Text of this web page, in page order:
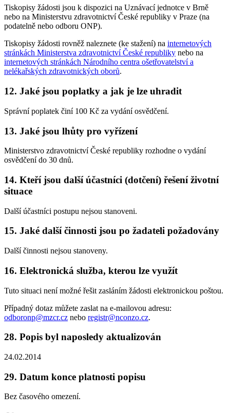
Tiskopisy žádosti jsou k dispozici na Uznávací jednotce v Brně
nebo na Ministerstvu zdravotnictví České republiky v Praze (na
podatelně nebo odboru ONP).
Tiskopisy žádosti rovněž naleznete (ke stažení) na internetových
stránkách Ministerstva zdravotnictví České republiky nebo na
internetových stránkách Národního centra ošetřovatelství a
nelékařských zdravotnických oborů.
12. Jaké jsou poplatky a jak je lze uhradit
Správní poplatek činí 100 Kč za vydání osvědčení.
13. Jaké jsou lhůty pro vyřízení
Ministerstvo zdravotnictví České republiky rozhodne o vydání
osvědčení do 30 dnů.
14. Kteří jsou další účastníci (dotčení) řešení životní
situace
Další účastníci postupu nejsou stanoveni.
15. Jaké další činnosti jsou po žadateli požadovány
Další činnosti nejsou stanoveny.
16. Elektronická služba, kterou lze využít
Tuto situaci není možné řešit zasláním žádosti elektronickou poštou.
Případný dotaz můžete zaslat na e-mailovou adresu:
odboronp@mzcr.cz nebo registr@nconzo.cz.
28. Popis byl naposledy aktualizován
24.02.2014
29. Datum konce platnosti popisu
Bez časového omezení.